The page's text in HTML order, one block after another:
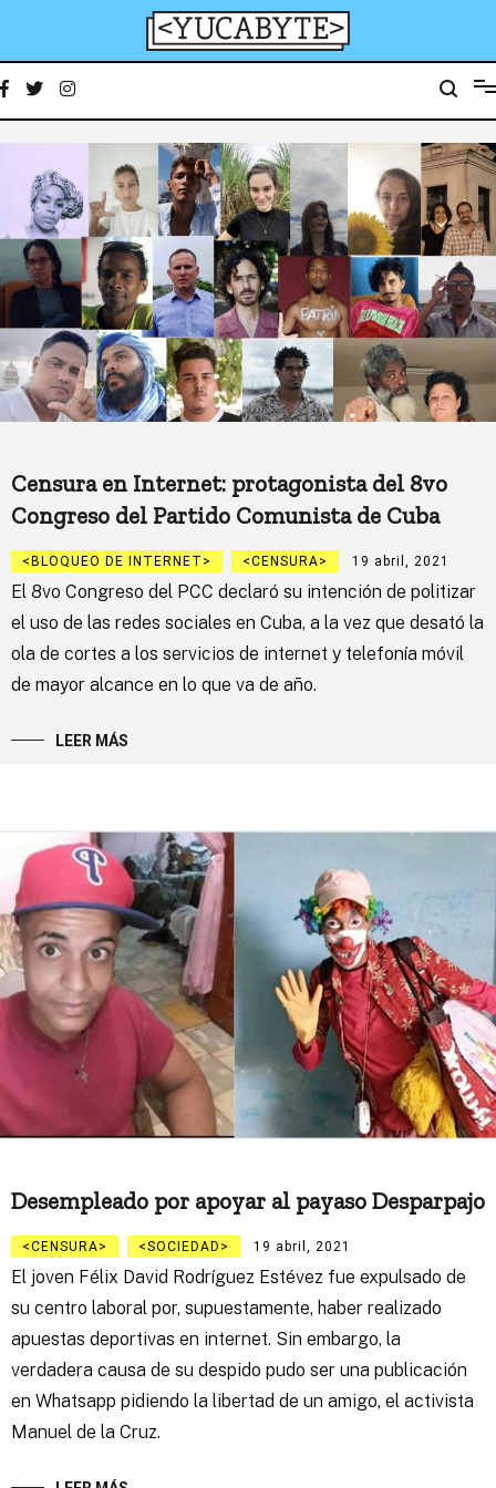
YucaByte
Censura en Internet: protagonista del 8vo
Congreso del Partido Comunista de Cuba
BLOQUEO DE INTERNET CENSURA 19 abril, 2021
El 8vo Congreso del PCC declaró su intención de politizar
el uso de las redes sociales en Cuba, a la vez que desató la
ola de cortes a los servicios de internet y telefonía móvil
de mayor alcance en lo que va de año.
LEER MÁS
Desempleado por apoyar al payaso Desparpajo
CENSURA SOCIEDAD 19 abril, 2021
El joven Félix David Rodríguez Estévez fue expulsado de
su centro laboral por, supuestamente, haber realizado
apuestas deportivas en internet. Sin embargo, la
verdadera causa de su despido pudo ser una publicación
en Whatsapp pidiendo la libertad de un amigo, el activista
Manuel de la Cruz.